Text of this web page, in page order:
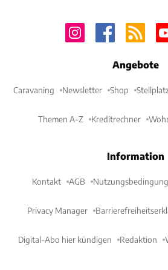
Angebote
Caravaning Newsletter Shop
Themen A-Z Kreditrechner
Information
Kontakt AGB
Privacy Manager
Digital-Abo hier kündigen Redaktion